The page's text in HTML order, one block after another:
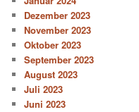
Dezember 2023
November 2023
Oktober 2023
September 2023
August 2023
Juli 2023
Juni 2023